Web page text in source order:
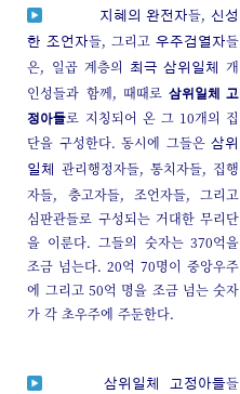
지혜의 완전자들,신성
한 조언자들, 그리고우주검열자들
은, 일곱 계층의
최극 삼위일체
개
인성들과 함께, 때때로삼위일체 고
정아들로 지칭되어 온 그 10개의 집
단을 구성한다. 동시에 그들은삼위
일체
관리행정자들, 통치자들, 집행
자들, 충고자들, 조언자들, 그리고
심판관들로 구성되는 거대한 무리단
을 이룬다. 그들의 숫자는 370억을
조금 넘는다. 20억 70명이 중앙우주
에 그리고 50억 명을 조금 넘는 숫자
가 각 초우주에 주둔한다.
삼위일체 고정아들들